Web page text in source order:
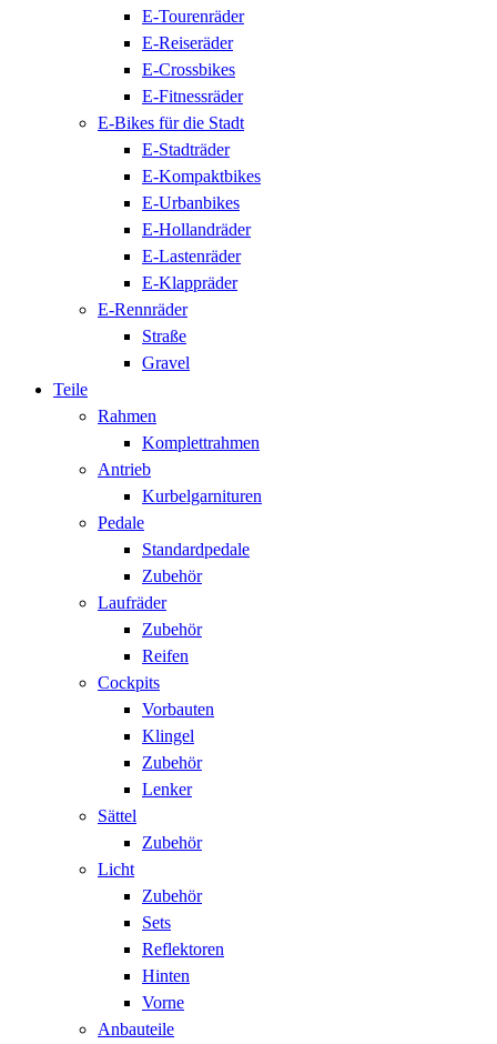
E-Tourenräder
E-Reiseräder
E-Crossbikes
E-Fitnessräder
E-Bikes für die Stadt
E-Stadträder
E-Kompaktbikes
E-Urbanbikes
E-Hollandräder
E-Lastenräder
E-Klappräder
E-Rennräder
Straße
Gravel
Teile
Rahmen
Komplettrahmen
Antrieb
Kurbelgarnituren
Pedale
Standardpedale
Zubehör
Laufräder
Zubehör
Reifen
Cockpits
Vorbauten
Klingel
Zubehör
Lenker
Sättel
Zubehör
Licht
Zubehör
Sets
Reflektoren
Hinten
Vorne
Anbauteile